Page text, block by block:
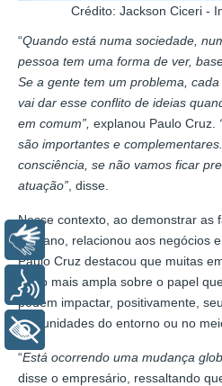
Crédito: Jackson Ciceri -
“Quando está numa sociedade,
pessoa tem uma forma de ver,
Se a gente tem um problema,
vai dar esse conflito de ideias
em comum”, explanou Paulo Cruz.
são importantes e
consciência, se não vamos ficar
atuação” , disse.
Nesse contexto, ao demonstrar as
humano, relacionou aos negócios
Paulo Cruz destacou que muitas
visão mais ampla sobre o papel
podem impactar, positivamente,
comunidades do entorno ou no
“Está ocorrendo uma mudança
disse o empresário, ressaltando
Libras
Voz
+ Acessibilidade